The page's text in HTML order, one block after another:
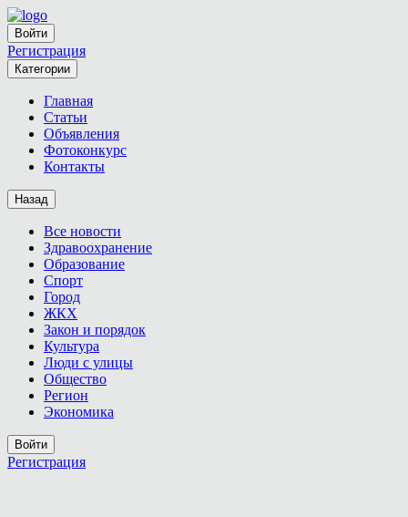
Войти
Регистрация
Категории
Главная
Статьи
Объявления
Фотоконкурс
Контакты
Назад
Все новости
Здравоохранение
Образование
Спорт
Город
ЖКХ
Закон и порядок
Культура
Люди с улицы
Общество
Регион
Экономика
Войти
Регистрация